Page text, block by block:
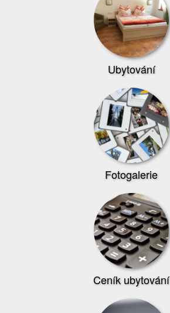
Ubytování
Fotogalerie
Ceník ubytování